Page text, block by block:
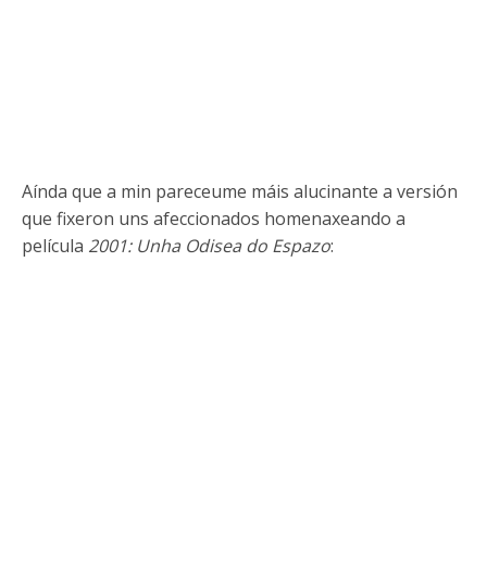
Aínda que a min pareceume máis alucinante a versión
que fixeron uns afeccionados homenaxeando a
película 2001: Unha Odisea do Espazo: